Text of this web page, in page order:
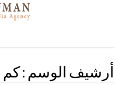
أرشيف الوسم : كم